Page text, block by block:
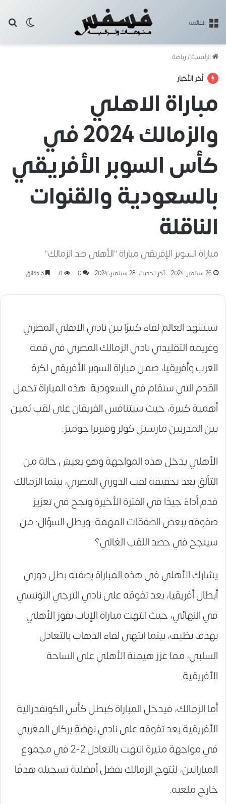
القائمة
الرئيسية/رياضة
أخر الأخبار
مباراة الاهلي
والزمالك 2024 في
كأس السوبر الأفريقي
بالسعودية والقنوات
الناقلة
مباراة السوبر الإفريقي مباراة "الأهلي ضد الزمالك"
26 سبتمبر، 2024 آخر تحديث: 28 سبتمبر، 2024 0
71
سيشهد العالم لقاء كبيرًا بين نادي الاهلي المصري
وغريمه التقليدي نادي الزمالك المصري في قمة
العرب وأفريقيا، ضمن مباراة السوبر الأفريقي لكرة
القدم التي ستقام في السعودية. هذه المباراة تحمل
أهمية كبيرة، حيث سيتنافس الفريقان على لقب ثمين
بين المدربين مارسيل كولر وفيريرا جوميز.
الأهلي يدخل هذه المواجهة وهو يعيش حالة من
التألق بعد تحقيقه لقب الدوري المصري، بينما الزمالك
قدم أداءً جيدًا في الفترة الأخيرة ونجح في تعزيز
صفوفه ببعض الصفقات المهمة. ويظل السؤال: من
سينجح في حصد اللقب الغالي؟
يشارك الأهلي في هذه المباراة بصفته بطل دوري
أبطال أفريقيا، بعد تفوقه على نادي الترجي التونسي
في النهائي، حيث انتهت مباراة الإياب بفوز الأهلي
بهدف نظيف، بينما انتهى لقاء الذهاب بالتعادل
السلبي، مما عزز هيمنة الأهلي على الساحة
الأفريقية.
أما الزمالك، فيدخل المباراة كبطل كأس الكونفدرالية
الأفريقية بعد تفوقه على نادي نهضة بركان المغربي
في مواجهة مثيرة انتهت بالتعادل 2-2 في مجموع
المباراتين، ليُتوج الزمالك بفضل أفضلية تسجيله هدفًا
خارج ملعبه.